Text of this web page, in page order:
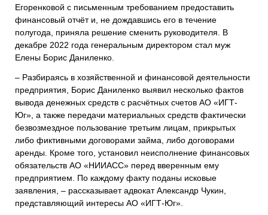
Егоренковой с письменным требованием предоставить
финансовый отчёт и, не дождавшись его в течение
полугода, приняла решение сменить руководителя. В
декабре 2022 года генеральным директором стал муж
Елены Борис Даниленко.
– Разбираясь в хозяйственной и финансовой деятельности
предприятия, Борис Даниленко выявил несколько фактов
вывода денежных средств с расчётных счетов АО «ИГТ-
Юг», а также передачи материальных средств фактически
безвозмездное пользование третьим лицам, прикрытых
либо фиктивными договорами займа, либо договорами
аренды. Кроме того, установил неисполнение финансовых
обязательств АО «НИИАСС» перед вверенным ему
предприятием. По каждому факту поданы исковые
заявления, – рассказывает адвокат Александр Чукин,
представляющий интересы АО «ИГТ-Юг».